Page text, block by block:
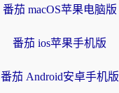
番茄 macOS苹果电脑版
番茄 ios苹果手机版
番茄 Android安卓手机版